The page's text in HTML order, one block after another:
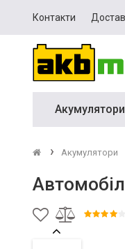
Контакти
Акумулятори
Акумулятори